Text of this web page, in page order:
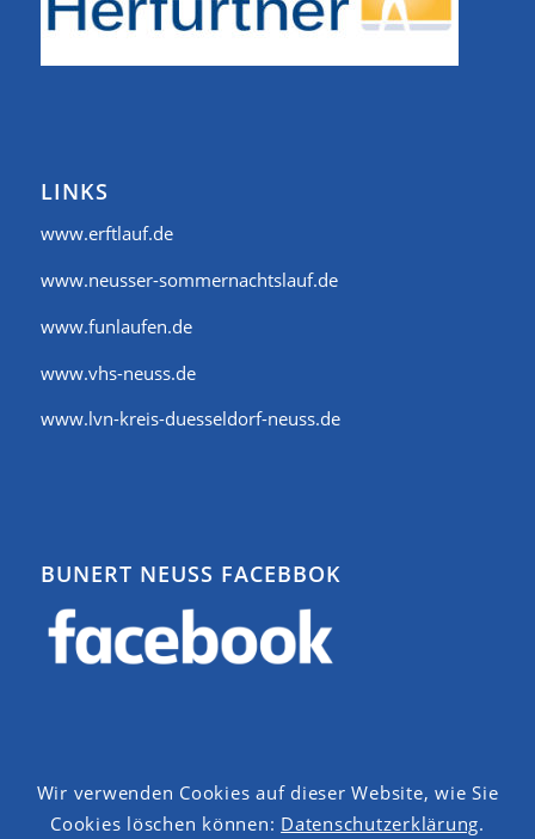
LINKS
www.erftlauf.de
www.neusser-sommernachtslauf.de
www.funlaufen.de
www.vhs-neuss.de
www.lvn-kreis-duesseldorf-neuss.de
BUNERT NEUSS FACEBBOK
Wir verwenden Cookies auf dieser Website, wie Sie
Cookies löschen können: Datenschutzerklärung.